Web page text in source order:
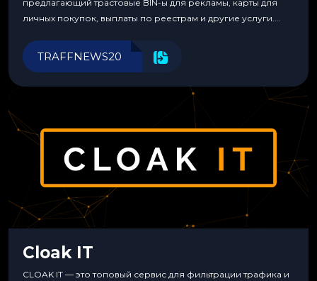
предлагающий трастовые BIN-ы для рекламы, карты для
личных покупок, выплаты по реестрам и другие услуги.
инструменты для управления финансами.
TRAFFNEWS20
Cloak IT
CLOAK IT — это топовый сервис для фильтрации трафика и